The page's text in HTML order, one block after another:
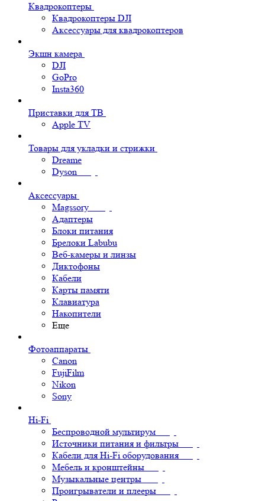
Квадрокоптеры
Квадрокоптеры DJI
Аксессуары для квадрокоптеров
Экшн камера
DJI
GoPro
Insta360
Приставки для ТВ
Apple TV
Товары для укладки и стрижки
Dreame
Dyson
Аксессуары
Magssory
Адаптеры
Блоки питания
Брелоки Labubu
Веб-камеры и линзы
Диктофоны
Кабели
Карты памяти
Клавиатура
Накопители
Еще
Фотоаппараты
Canon
FujiFilm
Nikon
Sony
Hi-Fi
Беспроводной мультирум
Источники питания и фильтры
Кабели для Hi-Fi оборудования
Мебель и кронштейны
Музыкальные центры
Проигрыватели и плееры